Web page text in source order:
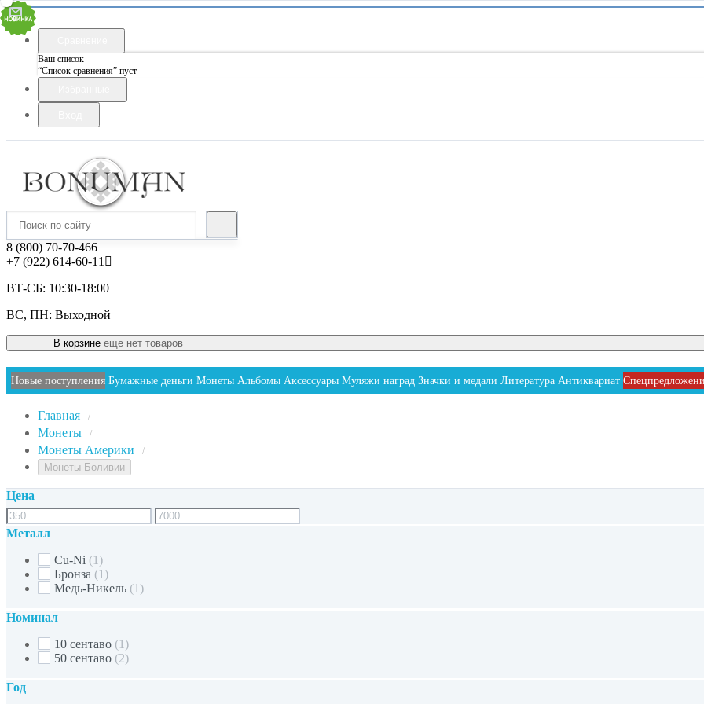
Ваш список
“Список сравнения” пуст
8 (800) 70-70-466
+7 (922) 614-60-11
ВТ-СБ: 10:30-18:00
ВС, ПН: Выходной
В корзине еще нет товаров
Новые поступления Бумажные деньги Монеты Альбомы Аксессуары Муляжи наград Значки и медали Литература Антиквариат
Главная /
Монеты /
Монеты Америки /
Монеты Боливии
Цена
Металл
Cu-Ni (1)
Бронза (1)
Медь-Никель (1)
Номинал
10 сентаво (1)
50 сентаво (2)
Год